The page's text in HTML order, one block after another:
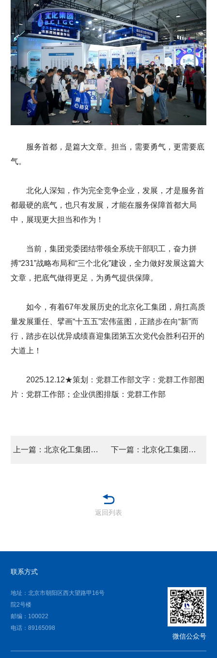
服务首都，是篇大文章。担当，需要勇气，更需要底
气。
北化人深知，作为完全竞争企业，发展，才是服务首
都最硬的底气，也只有发展，才能在服务保障首都大局
中，展现更大担当和作为！
当前，集团党委团结带领全系统干部职工，奋力拼
搏“231”战略布局和“三个北化”建设，全力做好发展这篇大
文章，把底气做得更足，为勇气提供保障。
如今，有着67年发展历史的北京化工集团，肩扛高质
量发展重任、擘画“十五五”宏伟蓝图，正踏步在向“新”而
行，踏步在以优异成绩喜迎集团第五次党代会胜利召开的
大道上！
2025.12.12★策划：党群工作部文字：党群工作部图
片：党群工作部；企业供图排版：党群工作部
上一篇：北京化工集团党委 召开“十五五”发展规划研讨会暨领导班子年度务虚会 下一篇：北京化工集团总部办公新址举行升国旗仪式
返回列表
联系方式
地址：北京市朝阳区西大望路甲16号
院2号楼
邮编：100022
电话：89165098
微信公众号